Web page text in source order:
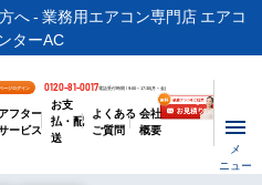
へ - 業務用エアコン専門店 エアコ
ターAC
ージログイン 0120-81-0017電話受付時間 / 9:00～17:30(月～金)
アフター
ービス
お支
払・配
送
よくある
ご質問
会社
概要
メ
ニュー